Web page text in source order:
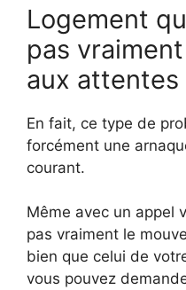
Logement
pas
aux attentes
En fait, ce type de
forcément une
courant.
Même avec un appel
pas vraiment le
bien que celui de
vous pouvez